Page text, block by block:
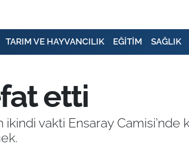
TARIM VE HAYVANCILIK EĞİTİM SAĞLIK
etti
vakti Ensaray Camisi’nde